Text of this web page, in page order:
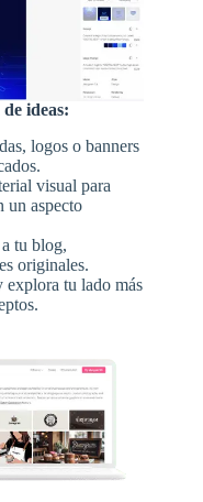
ideas:
logos o banners
visual para
un aspecto
tu blog,
originales.
explora tu lado más